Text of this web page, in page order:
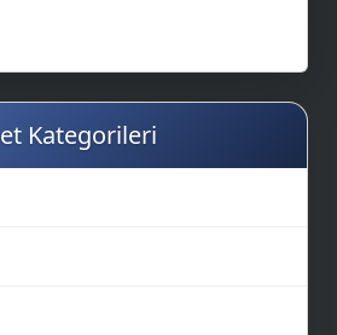
Kategorileri